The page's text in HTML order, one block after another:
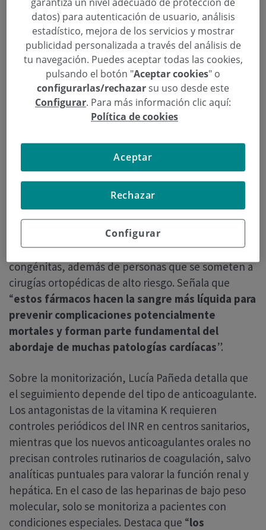
España, y la anticoagulación se consolida como una
herramienta esencial para prevenir complicaciones
graves como ictus, embolias pulmonares o
trombosis venosa profunda. En este contexto,
Dra. Lucía Pañeda, cirujana cardiovascular de
Policlínica Gipuzkoa, afirma que “el tratamiento
anticoagulante es esencial porque previene la
formación de coágulos en el sistema circulatorio,
riesgo trombótico está aumentado”.
La especialista explica que los pacientes que con
mayor frecuencia requieren este tratamiento son
aquellos con fibrilación auricular, prótesis
valvulares cardíacas mecánicas, trombosis venosa
profunda, embolias pulmonares o cardiopatías
congénitas, además de personas que se someten a
cirugías ortopédicas de alto riesgo. Señala que
“estos fármacos hacen la sangre más líquida para
prevenir complicaciones potencialmente
mortales y forman parte fundamental del
abordaje de muchas patologías cardíacas”.
Sobre la monitorización, Lucía Pañeda detalla que
el seguimiento depende del tipo de anticoagulante.
Los antagonistas de la vitamina K requieren
controles periódicos del INR en centros sanitarios,
mientras que los nuevos anticoagulantes orales no
precisan controles rutinarios de coagulación, salvo
analíticas puntuales para valorar la función renal y
hepática. En el caso de las heparinas de bajo peso
molecular, solo se monitoriza a pacientes con
condiciones especiales. Destaca que “los
datos) para autenticación de usuario, análisis
estadístico, mejora de los servicios y mostrar
publicidad personalizada a través del análisis de
tu navegación. Puedes aceptar todas las cookies,
pulsando el botón "Aceptar cookies" o
configurarlas/rechazarsu uso desde este
Configurar. Para más información clic aquí:
Política de cookies
Configurar
Rechazar
Aceptar